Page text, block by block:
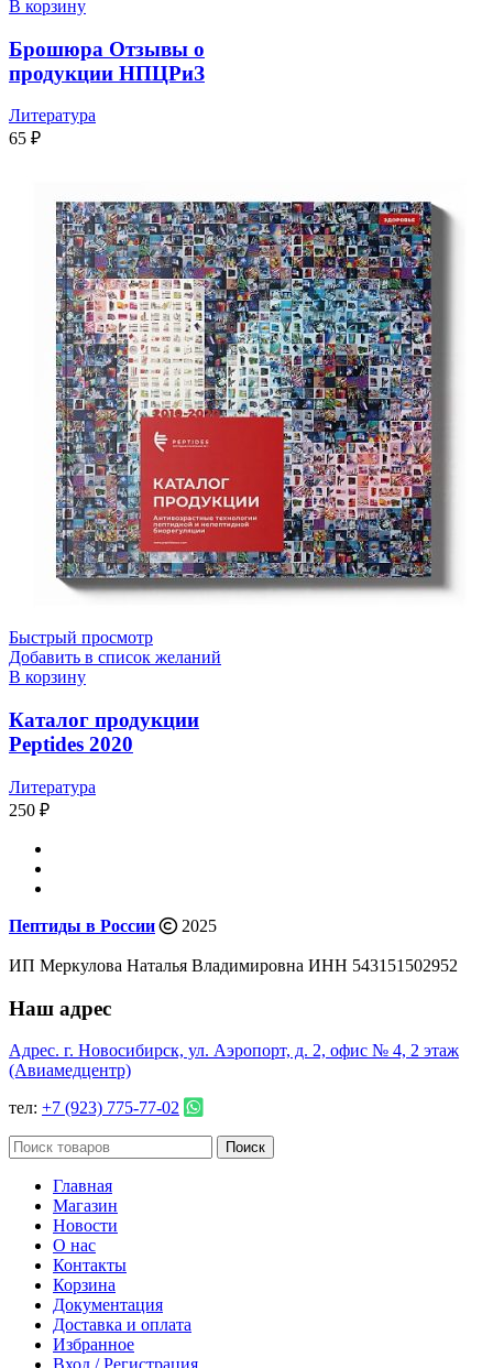
В корзину
Брошюра Отзывы о
продукции НПЦРиЗ
Литература
65 ₽
Быстрый просмотр
Добавить в список желаний
В корзину
Каталог продукции
Peptides 2020
Литература
250 ₽
Пептиды в России 2025
ИП Меркулова Наталья Владимировна ИНН 543151502952
Наш адрес
Адрес. г. Новосибирск, ул. Аэропорт, д. 2, офис № 4, 2 этаж
(Авиамедцентр)
тел: +7 (923) 775-77-02
Поиск
Главная
Магазин
Новости
О нас
Контакты
Корзина
Документация
Доставка и оплата
Избранное